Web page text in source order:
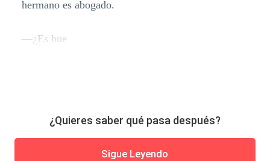
hermano es abogado.
—¿Es bue
¿Quieres saber qué pasa después?
Sigue Leyendo